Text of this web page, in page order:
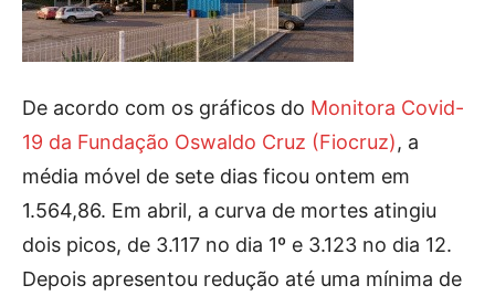
De acordo com os gráficos do Monitora Covid-
19 da Fundação Oswaldo Cruz (Fiocruz), a
média móvel de sete dias ficou ontem em
1.564,86. Em abril, a curva de mortes atingiu
dois picos, de 3.117 no dia 1º e 3.123 no dia 12.
Depois apresentou redução até uma mínima de